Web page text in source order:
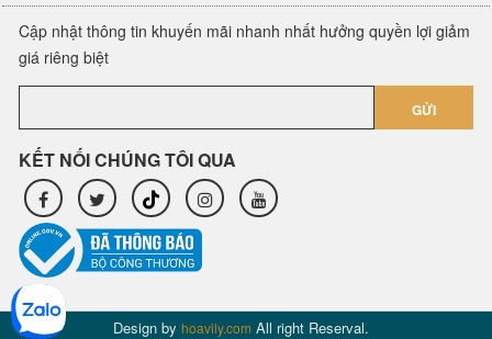
Cập nhật thông tin khuyến mãi nhanh nhất hưởng quyền lợi giảm
giá riêng biệt
GỬI
KẾT NỐI CHÚNG TÔI QUA
Design by hoavily.com All right Reserval.